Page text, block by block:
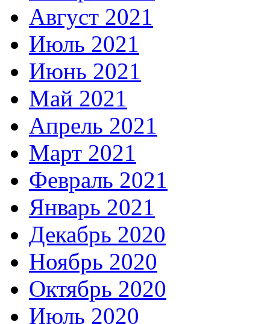
Август 2021
Июль 2021
Июнь 2021
Май 2021
Апрель 2021
Март 2021
Февраль 2021
Январь 2021
Декабрь 2020
Ноябрь 2020
Октябрь 2020
Июль 2020